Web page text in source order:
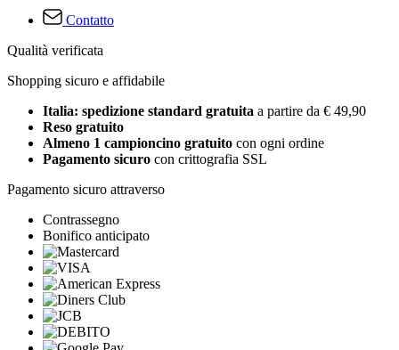
Contatto
Qualità verificata
Shopping sicuro e affidabile
Italia: spedizione standard gratuita a partire da € 49,90
Reso gratuito
Almeno 1 campioncino gratuito con ogni ordine
Pagamento sicuro con crittografia SSL
Pagamento sicuro attraverso
Contrassegno
Bonifico anticipato